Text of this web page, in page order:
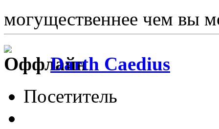
могущественнее чем вы
Darth Caedius
Посетитель